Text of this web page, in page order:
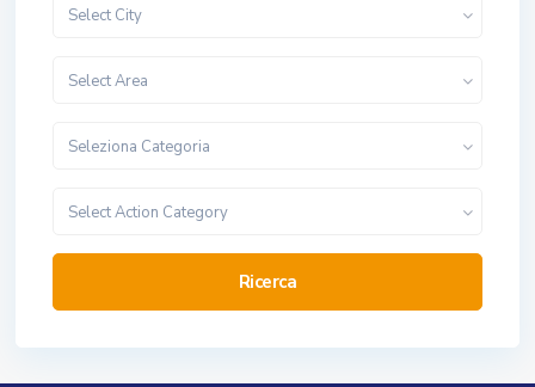
Select City
Select Area
Seleziona Categoria
Select Action Category
Ricerca